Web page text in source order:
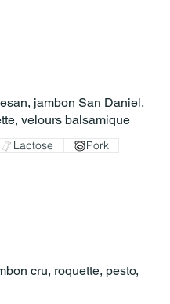
jambon San Daniel,
velours balsamique
Lactose Pork
cru, roquette, pesto,